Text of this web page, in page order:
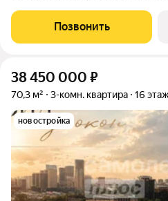
застройщика Брусника
с метро Павелецкая. В
Позвонить
38 450 000 ₽
70,3 м² 3-комн. квартира 16
новостройка